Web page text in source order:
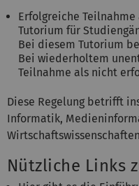
Erfolgreiche
Tutorium für
Bei diesem Tutorium
Bei wiederholtem
Teilnahme als nicht
Diese Regelung betrifft
Informatik,
Nützliche Links